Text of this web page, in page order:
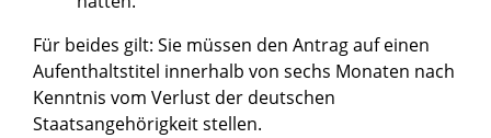
Für beides gilt: Sie müssen den Antrag auf einen
Aufenthaltstitel innerhalb von sechs Monaten nach
Kenntnis vom Verlust der deutschen
Staatsangehörigkeit stellen.